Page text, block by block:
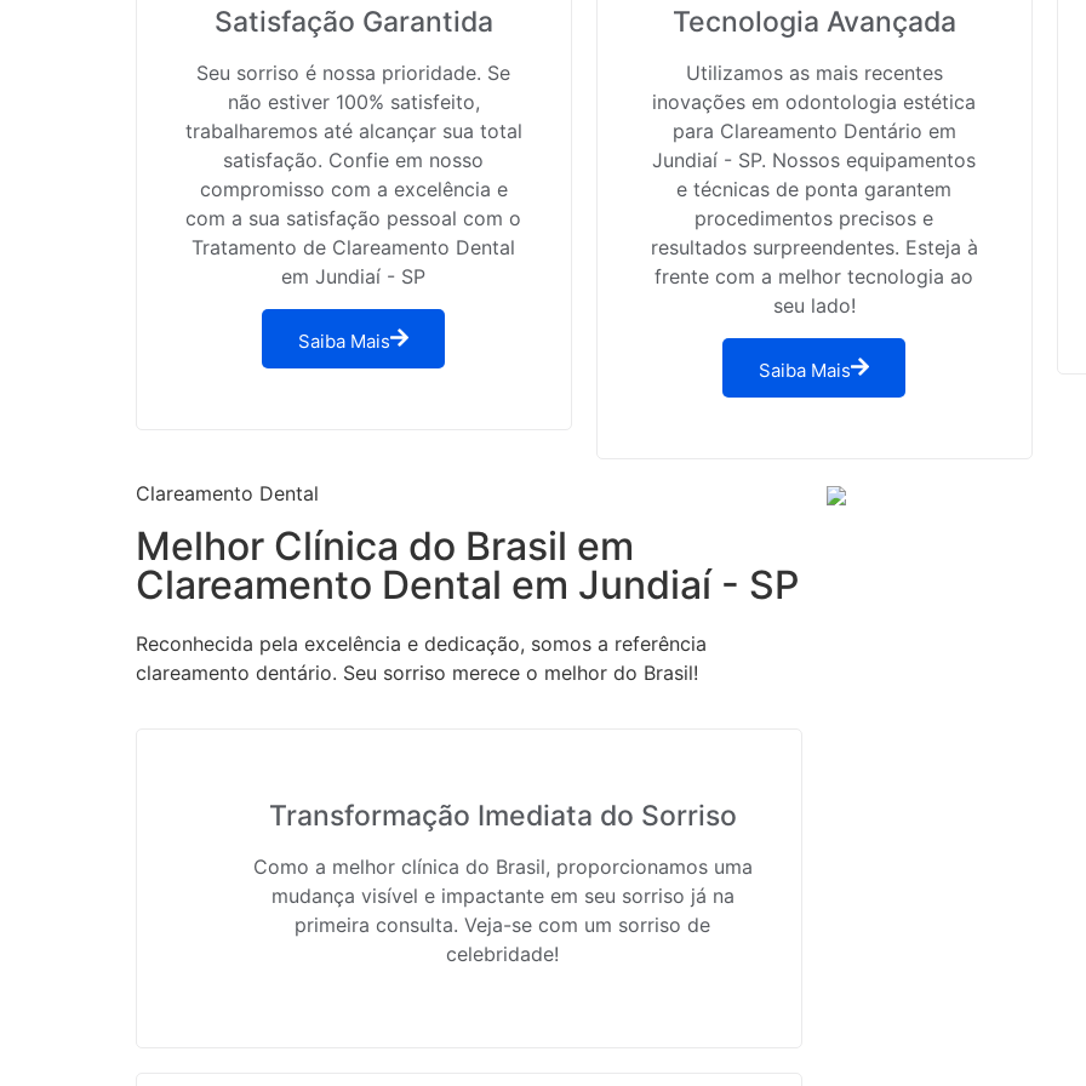
Satisfação Garantida
Seu sorriso é nossa prioridade. Se
não estiver 100% satisfeito,
trabalharemos até alcançar sua total
satisfação. Confie em nosso
compromisso com a excelência e
com a sua satisfação pessoal com o
Tratamento de Clareamento Dental
em Jundiaí - SP
Saiba Mais
Tecnologia Avançada
Utilizamos as mais recentes
inovações em odontologia estética
para Clareamento Dentário em
Jundiaí - SP. Nossos equipamentos
e técnicas de ponta garantem
procedimentos precisos e
resultados surpreendentes. Esteja à
frente com a melhor tecnologia ao
seu lado!
Saiba Mais
Clareamento Dental
Melhor Clínica do Brasil em
Clareamento Dental em Jundiaí - SP
Reconhecida pela excelência e dedicação, somos a referência
clareamento dentário. Seu sorriso merece o melhor do Brasil!
Transformação Imediata do Sorriso
Como a melhor clínica do Brasil, proporcionamos uma
mudança visível e impactante em seu sorriso já na
primeira consulta. Veja-se com um sorriso de
celebridade!